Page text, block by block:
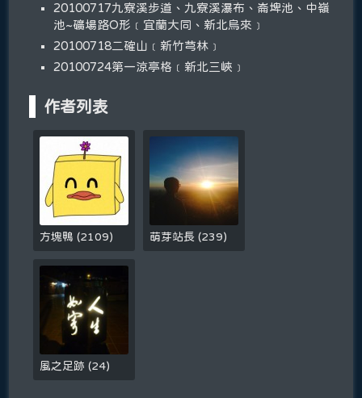
20100717九寮溪步道、九寮溪瀑布、崙埤池、中嶺
池~礦場路O形﹝宜蘭大同、新北烏來﹞
20100718二確山﹝新竹芎林﹞
20100724第一涼亭格﹝新北三峽﹞
作者列表
方塊鴨(2109) 萌芽站長(239)
風之足跡(24)